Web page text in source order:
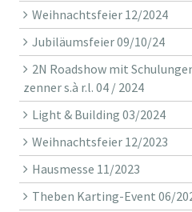
Weihnachtsfeier 12/2024
Jubiläumsfeier 09/10/24
2N Roadshow mit
zenner s.à r.l. 04 / 2024
Light & Building 03/2024
Weihnachtsfeier 12/2023
Hausmesse 11/2023
Theben Karting-Event 06/